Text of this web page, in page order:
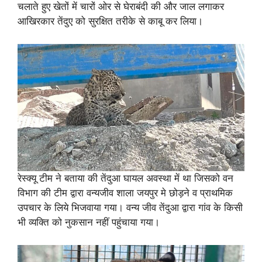
चलाते हुए खेतों में चारों ओर से घेराबंदी की और जाल लगाकर
आखिरकार तेंदुए को सुरक्षित तरीके से काबू कर लिया।
रेस्क्यू टीम ने बताया की तेंदुआ घायल अवस्था में था जिसको वन
विभाग की टीम द्वारा वन्यजीव शाला जयपुर मे छोड़ने व प्राथमिक
उपचार के लिये भिजवाया गया। वन्य जीव तेंदुआ द्वारा गांव के किसी
भी व्यक्ति को नुकसान नहीं पहुंचाया गया।